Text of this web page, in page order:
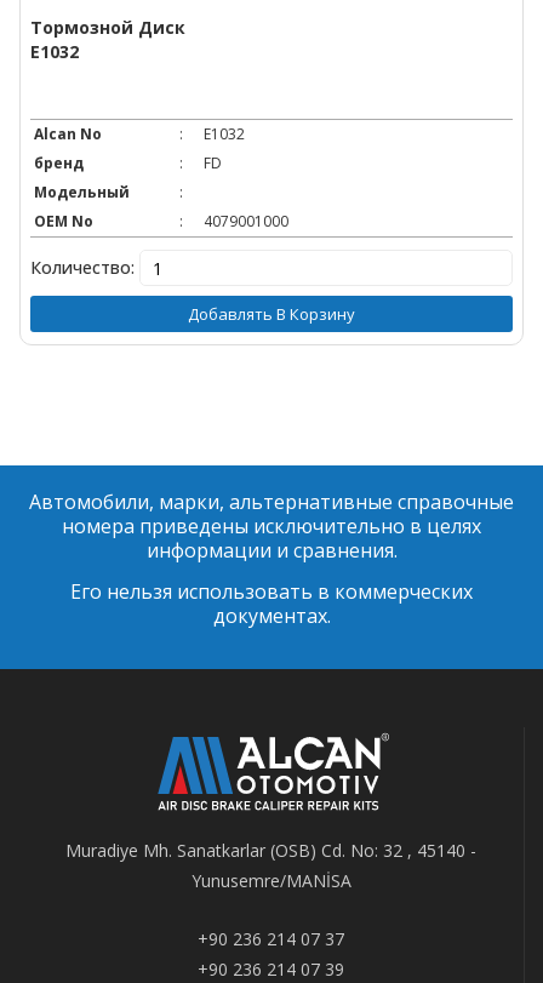
Тормозной Диск
E1032
Alcan No :
E1032
бренд
:
FD
Модельный
:
OEM No
: 4079001000
Количество:
Добавлять В Корзину
Автомобили, марки, альтернативные справочные
номера приведены исключительно в целях
информации и сравнения.
Его нельзя использовать в коммерческих
документах.
Muradiye Mh. Sanatkarlar (OSB) Cd. No: 32 , 45140 -
Yunusemre/MANİSA
+90 236 214 07 37
+90 236 214 07 39